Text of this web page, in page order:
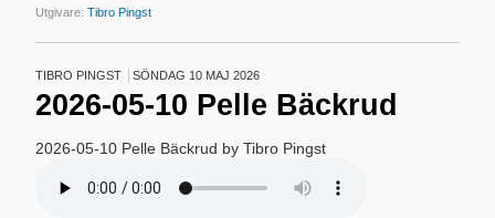
Utgivare:Tibro Pingst
TIBRO PINGST SÖNDAG 10 MAJ 2026
2026-05-10 Pelle Bäckrud
2026-05-10 Pelle Bäckrud by Tibro Pingst